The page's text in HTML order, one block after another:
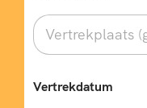
Vertrekdatum